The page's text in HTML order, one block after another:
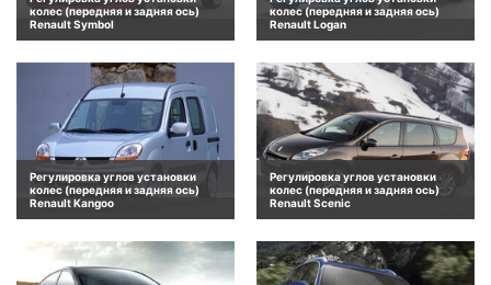
колес (передняя и задняя ось)
Renault Symbol
колес (передняя и задняя ось)
Renault Logan
Регулировка углов установки
колес (передняя и задняя ось)
Renault Kangoo
Регулировка углов установки
колес (передняя и задняя ось)
Renault Scenic